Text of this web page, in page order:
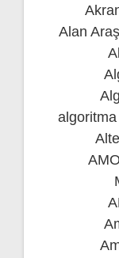
Alan
algoritma